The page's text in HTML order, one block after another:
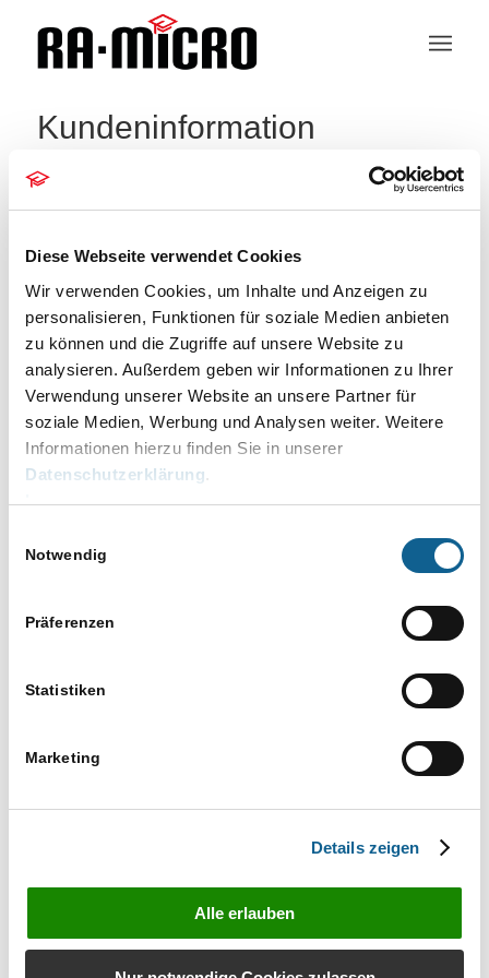
Diese Webseite verwendet Cookies
Wir verwenden Cookies, um Inhalte und Anzeigen zu
personalisieren, Funktionen für soziale Medien anbieten
zu können und die Zugriffe auf unsere Website zu
analysieren. Außerdem geben wir Informationen zu Ihrer
Verwendung unserer Website an unsere Partner für
soziale Medien, Werbung und Analysen weiter. Weitere
Informationen hierzu finden Sie in unserer
Datenschutzerklärung.
Impressum
Notwendig
Präferenzen
Statistiken
Marketing
Details zeigen
Alle erlauben
Kundeninformation
leider nicht verfügbar. Wollen Sie eine neue Suche
starten?
Um die besten Suchergebnisse zu erhalten,
beachten Sie bitte folgende Hinweise:
Überprüfen Sie die Rechtschreibung sorgfaltig
Versuchen Sie es mit einem ähnlichen
Verwenden Sie mehr als einen Suchbegriff
Bestellen Sie unverbindlich das Infomaterial zu